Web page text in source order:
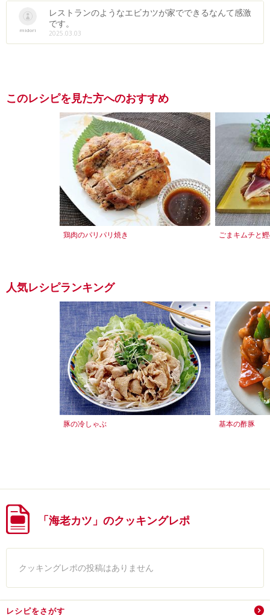
midori
レストランのようなエビカツが家でできるなんて感激
です。
2025.03.03
このレシピを見た方へのおすすめ
鶏肉のパリパリ焼き ごまキムチと
人気レシピランキング
豚の冷しゃぶ 基本の酢豚
「海老カツ」のクッキングレポ
クッキングレポの投稿はありません
レシピをさがす